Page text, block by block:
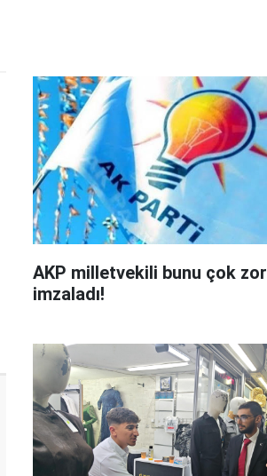
AKP milletvekili bunu çok zor
imzaladı!